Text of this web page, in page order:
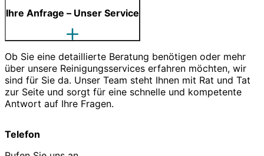
Ihre Anfrage – Unser Service
Ob Sie eine detaillierte Beratung benötigen oder mehr
über unsere Reinigungsservices erfahren möchten, wir
sind für Sie da. Unser Team steht Ihnen mit Rat und Tat
zur Seite und sorgt für eine schnelle und kompetente
Antwort auf Ihre Fragen.
Telefon